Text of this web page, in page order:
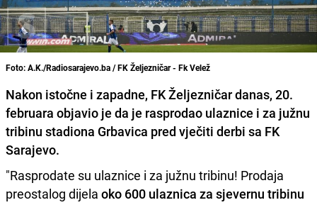
Foto: A.K./Radiosarajevo.ba / FK Željezničar - Fk Velež
Nakon istočne i zapadne, FK Željezničar danas, 20.
februara objavio je da je rasprodao ulaznice i za južnu
tribinu stadiona Grbavica pred vječiti derbi sa FK
Sarajevo.
"Rasprodate su ulaznice i za južnu tribinu! Prodaja
preostalog dijela oko 600 ulaznica za sjevernu tribinu